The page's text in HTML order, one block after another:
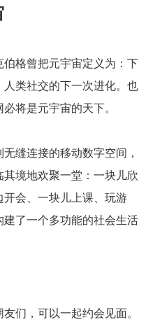
格曾把元宇宙定义为：下
类社交的下一次进化。也
将是元宇宙的天下。
缝连接的移动数字空间，
境地欢聚一堂：一块儿欣
会、一块儿上课、玩游
了一个多功能的社会生活
们，可以一起约会见面。